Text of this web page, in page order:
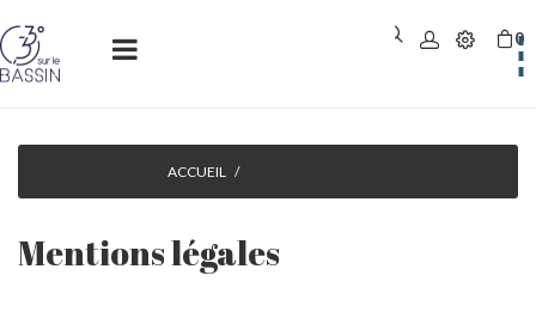
0
ACCUEIL
Mentions légales